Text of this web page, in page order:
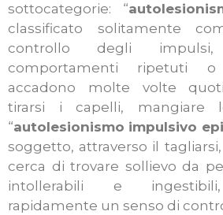
sottocategorie: “
classificato solitamente
controllo degli
comportamenti ripetuti
accadono molte volte
tirarsi i capelli, mangiare
“autolesionismo impulsivo
soggetto, attraverso il
cerca di trovare sollievo da
intollerabili e ingestibili,
rapidamente un senso di